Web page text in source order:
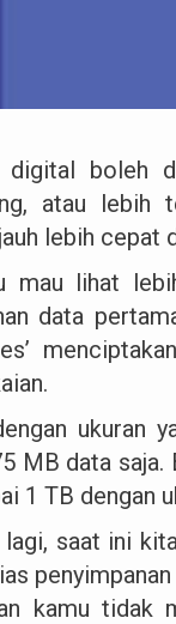
digital boleh
atau lebih
lebih cepat
mau lihat
data
ukuran
MB data saja.
1 TB dengan
lagi, saat ini
kamu tidak